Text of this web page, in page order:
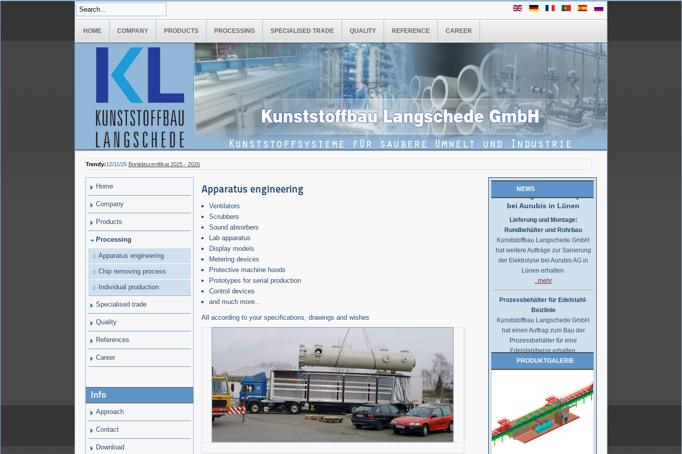
HOME COMPANY PRODUCTS PROCESSING SPECIALISED TRADE QUALITY REFERENCE CAREER
Trendy:12/11/25 Bonitätszertifikat 2025 - 2026
Home
Company
Products
Processing
Apparatus engineering
Chip removing process
Individual production
Specialised trade
Quality
References
Career
Info
Approach
Contact
Download
Apparatus engineering
Ventilators
Scrubbers
Sound absorbers
Lab apparatus
Display models
Metering devices
Protective machine hoods
Prototypes for serial production
Control devices
and much more…
All according to your specifications, drawings and wishes
NEWS
Wir haben es geschafft!
Großauftrag von SMS in nur 2
Monaten ausgeliefert..
..mehr
Sanierung der Elektrolyse
bei Aurubis in Lünen
Rundbehälter und Rohrbau
Kunststoffbau Langschede GmbH
hat weitere Aufträge zur Sanierung
der Elektrolyse bei Aurubis AG in
Lünen erhalten.
..mehr
Beizlinie
Kunststoffbau Langschede GmbH
hat einen Auftrag zum Bau der
Prozessbehälter für eine
Edelstahlbeize erhalten.
Die Behälter werden auf
Kundenwunsch aus PPC gefertigt.
Handelsauftrag über Kunststoff-
Rohre, Formteile,...
Kunststoffbau Langschede GmbH
erhält den Zuschlag für die
Lieferung der Kunststoff Rohre,
PRODUKTGALERIE